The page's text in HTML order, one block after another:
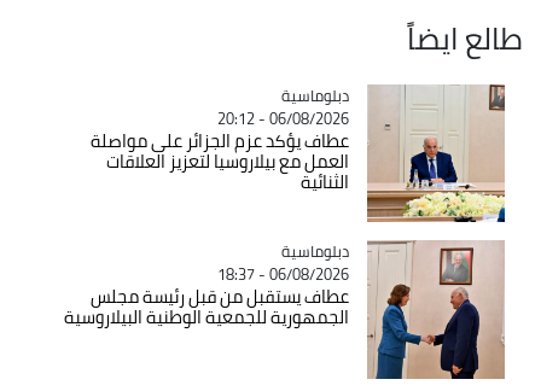
طالع ايضاً
Catégorie
دبلوماسية
06/08/2026 - 20:12
عطاف يؤكد عزم الجزائر على مواصلة
العمل مع بيلاروسيا لتعزيز العلاقات
الثنائية
Catégorie
دبلوماسية
06/08/2026 - 18:37
عطاف يستقبل من قبل رئيسة مجلس
الجمهورية للجمعية الوطنية البيلاروسية